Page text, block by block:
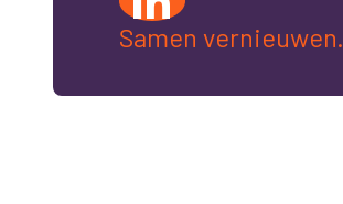
Samen vernieuwen.